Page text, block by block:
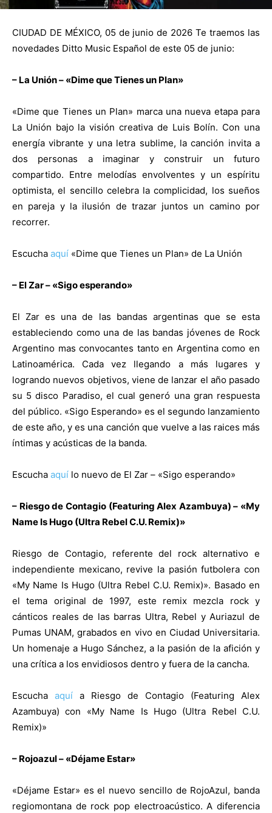
CIUDAD DE MÉXICO, 05 de junio de 2026 Te traemos las
novedades Ditto Music Español de este 05 de junio:
– La Unión – «Dime que Tienes un Plan»
«Dime que Tienes un Plan» marca una nueva etapa para
La Unión bajo la visión creativa de Luis Bolín. Con una
energía vibrante y una letra sublime, la canción invita a
dos personas a imaginar y construir un futuro
compartido. Entre melodías envolventes y un espíritu
optimista, el sencillo celebra la complicidad, los sueños
en pareja y la ilusión de trazar juntos un camino por
recorrer.
Escucha aquí «Dime que Tienes un Plan» de La Unión
– El Zar – «Sigo esperando»
El Zar es una de las bandas argentinas que se esta
estableciendo como una de las bandas jóvenes de Rock
Argentino mas convocantes tanto en Argentina como en
Latinoamérica. Cada vez llegando a más lugares y
logrando nuevos objetivos, viene de lanzar el año pasado
su 5 disco Paradiso, el cual generó una gran respuesta
del público. «Sigo Esperando» es el segundo lanzamiento
de este año, y es una canción que vuelve a las raices más
íntimas y acústicas de la banda.
Escucha aquí lo nuevo de El Zar – «Sigo esperando»
– Riesgo de Contagio (Featuring Alex Azambuya) – «My
Name Is Hugo (Ultra Rebel C.U. Remix)»
Riesgo de Contagio, referente del rock alternativo e
independiente mexicano, revive la pasión futbolera con
«My Name Is Hugo (Ultra Rebel C.U. Remix)». Basado en
el tema original de 1997, este remix mezcla rock y
cánticos reales de las barras Ultra, Rebel y Auriazul de
Pumas UNAM, grabados en vivo en Ciudad Universitaria.
Un homenaje a Hugo Sánchez, a la pasión de la afición y
una crítica a los envidiosos dentro y fuera de la cancha.
Escucha aquí a Riesgo de Contagio (Featuring Alex
Azambuya) con «My Name Is Hugo (Ultra Rebel C.U.
Remix)»
– Rojoazul – «Déjame Estar»
«Déjame Estar» es el nuevo sencillo de RojoAzul, banda
regiomontana de rock pop electroacústico. A diferencia